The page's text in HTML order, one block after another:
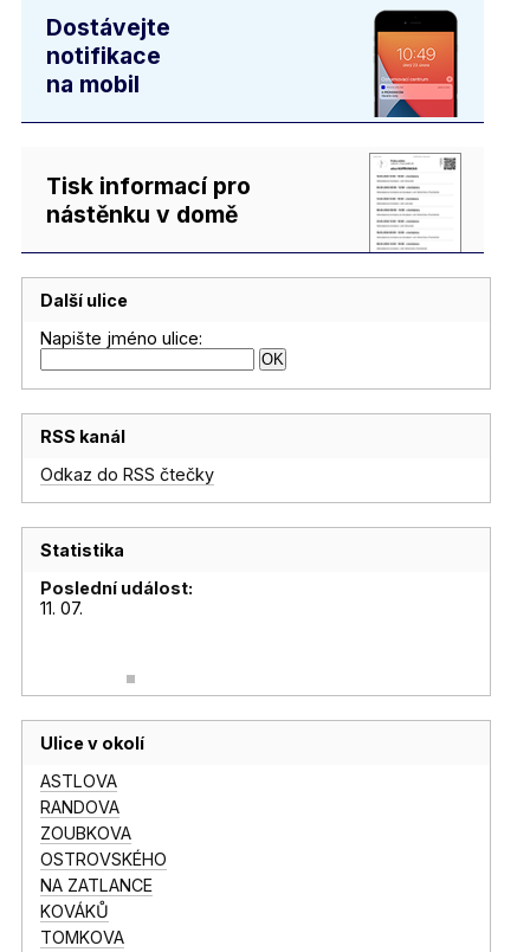
Dostávejte
notifikace
na mobil
Tisk informací pro
nástěnku v domě
Další ulice
Napište jméno ulice:
RSS kanál
Odkaz do RSS čtečky
Statistika
Poslední událost:
11. 07.
Ulice v okolí
ASTLOVA
RANDOVA
ZOUBKOVA
OSTROVSKÉHO
NA ZATLANCE
KOVÁKŮ
TOMKOVA